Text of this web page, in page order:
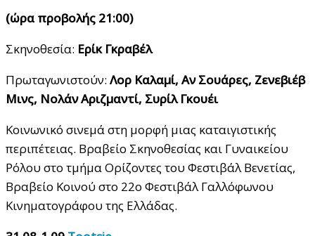
(ώρα προβολής 21:00)
Σκηνοθεσία: Ερίκ Γκραβέλ
Πρωταγωνιστούν: Λορ Καλαμί, Αν Σουάρες, Ζενεβιέβ
Μινς, Νολάν Αριζμαντί, Συρίλ Γκουέι
Κοινωνικό σινεμά στη μορφή μιας καταιγιστικής
περιπέτειας. Βραβείο Σκηνοθεσίας και Γυναικείου
Ρόλου στο τμήμα Ορίζοντες του Φεστιβάλ Βενετίας,
Βραβείο Κοινού στο 22ο Φεστιβάλ Γαλλόφωνου
Κινηματογράφου της Ελλάδας.